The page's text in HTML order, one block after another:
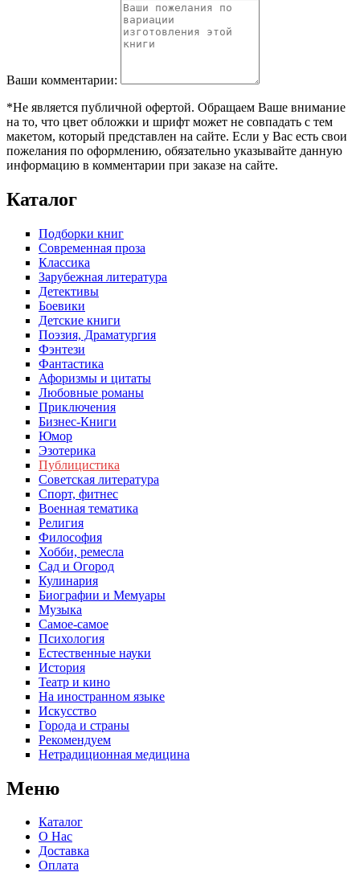
Ваши комментарии:
*Не является публичной офертой. Обращаем Ваше внимание
на то, что цвет обложки и шрифт может не совпадать с тем
макетом, который представлен на сайте. Если у Вас есть свои
пожелания по оформлению, обязательно указывайте данную
информацию в комментарии при заказе на сайте.
Каталог
Подборки книг
Современная проза
Классика
Зарубежная литература
Детективы
Боевики
Детские книги
Поэзия, Драматургия
Фэнтези
Фантастика
Афоризмы и цитаты
Любовные романы
Приключения
Бизнес-Книги
Юмор
Эзотерика
Публицистика
Советская литература
Спорт, фитнес
Военная тематика
Религия
Философия
Хобби, ремесла
Сад и Огород
Кулинария
Биографии и Мемуары
Музыка
Самое-самое
Психология
Естественные науки
История
Театр и кино
На иностранном языке
Искусство
Города и страны
Рекомендуем
Нетрадиционная медицина
Меню
Каталог
О Нас
Доставка
Оплата